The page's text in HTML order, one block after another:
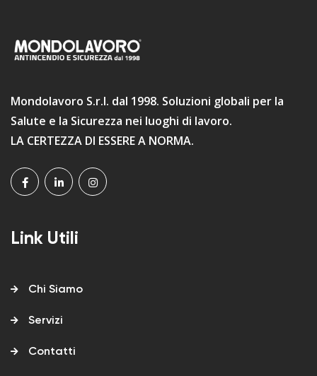
Mondolavoro S.r.l. dal 1998. Soluzioni globali per la
Salute e la Sicurezza nei luoghi di lavoro.
LA CERTEZZA DI ESSERE A NORMA.
Link Utili
Chi Siamo
Servizi
Contatti